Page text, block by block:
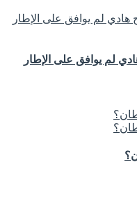
لم يوافق على الإطار